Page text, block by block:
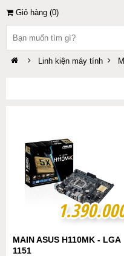
Giỏ hàng (0)
Linh kiện máy tính
MAIN ASUS H110MK - LGA
1151